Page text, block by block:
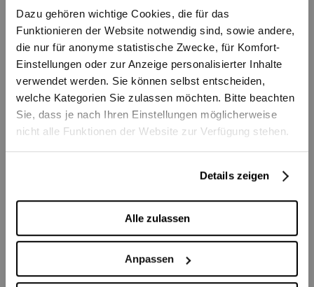
Dazu gehören wichtige Cookies, die für das
Funktionieren der Website notwendig sind, sowie andere,
die nur für anonyme statistische Zwecke, für Komfort-
Einstellungen oder zur Anzeige personalisierter Inhalte
verwendet werden. Sie können selbst entscheiden,
welche Kategorien Sie zulassen möchten. Bitte beachten
Sie, dass je nach Ihren Einstellungen möglicherweise
nicht alle Funktionen der Website zur Verfügung stehen.
Details zeigen
Alle zulassen
Anpassen
South Australia engagiert, wo sie in
zahlreichen Rollen und Cover-Partien auf
der Bühne stand.
Karinas Repertoire umfasst auch Rollen wie
Elle (La voix humaine), Lucia (The Rape of
Lucretia ), Gretel (Hänsel und Gretel), Pamina
(Die Zauberflöte) und Sœur Constance
Royal Melbourne Philharmonic Aria
Competition, nachdem sie dort bereits zuvor
ausgezeichnet worden war. Weitere
Wettbewerbserfolge umfassen unter